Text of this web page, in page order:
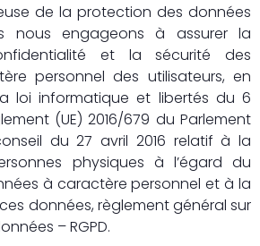
de la protection des données
nous engageons à assurer la
et la sécurité des
personnel des utilisateurs, en
loi informatique et libertés du 6
(UE) 2016/679 du Parlement
du 27 avril 2016 relatif à la
physiques à l’égard du
à caractère personnel et à la
données, règlement général sur
– RGPD.